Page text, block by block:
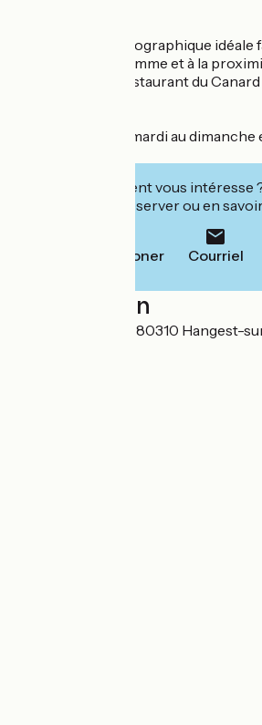
- Une situation géographique idéale
d'Hangest-sur-Somme et à la
A16 qui rend le Restaurant du
Ouvert le midi du mardi au
Cet établissement vous intéresse
leur site pour réserver ou en
Téléphoner Courriel
Localisation
7, Place de la Gare 80310 Hangest-